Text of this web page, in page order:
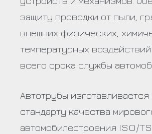
защиту проводки от пыли,
внешних физических,
температурных
всего срока службы
Автотрубы изготавливается
стандарту качества
автомобилестроения ISO/